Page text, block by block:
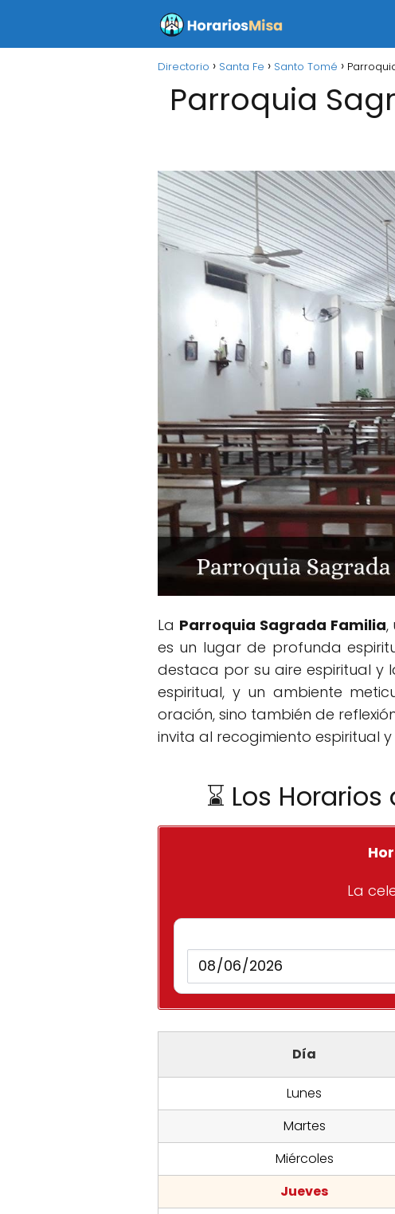
Directorio Santa Fe Santo Tomé
Parroquia
La Parroquia Sagrada Familia,
es un lugar de profunda
destaca por su aire espiritual y
espiritual, y un ambiente
oración, sino también de
invita al recogimiento espiritual
⌛ Los
La
Día
Lunes
Martes
Miércoles
Jueves